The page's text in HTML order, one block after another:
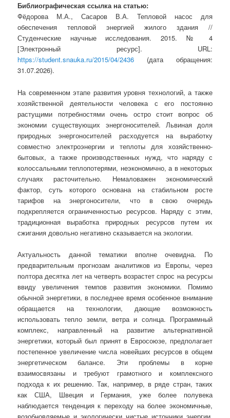
Библиографическая ссылка на статью:
Фёдорова М.А., Сасаров В.А. Тепловой насос для
обеспечения тепловой энергией жилого здания //
Студенческие научные исследования. 2015. № 4
[Электронный ресурс]. URL:
https://student.snauka.ru/2015/04/2436 (дата обращения:
31.07.2026).
На современном этапе развития уровня технологий, а также
хозяйственной деятельности человека с его постоянно
растущими потребностями очень остро стоит вопрос об
экономии существующих энергоносителей. Львиная доля
природных энергоносителей расходуется на выработку
совместно электроэнергии и теплоты для хозяйственно-
бытовых, а также производственных нужд, что наряду с
колоссальными теплопотерями, неэкономично, а в некоторых
случаях расточительно. Немаловажен экономический
фактор, суть которого основана на стабильном росте
тарифов на энергоносители, что в свою очередь
подкрепляется ограниченностью ресурсов. Наряду с этим,
традиционная выработка природных ресурсов путем их
сжигания довольно негативно сказывается на экологии.
Актуальность данной тематики вполне очевидна. По
предварительным прогнозам аналитиков из Европы, через
полтора десятка лет на четверть возрастет спрос на ресурсы
ввиду увеличения темпов развития экономики. Помимо
обычной энергетики, в последнее время особенное внимание
обращается на технологии, дающие возможность
использовать тепло земли, ветра и солнца. Программный
комплекс, направленный на развитие альтернативной
энергетики, который был принят в Евросоюзе, предполагает
постепенное увеличение числа новейших ресурсов в общем
энергетическом балансе. Эти проблемы в корне
взаимосвязаны и требуют грамотного и комплексного
подхода к их решению. Так, например, в ряде стран, таких
как США, Швеция и Германия, уже более полувека
наблюдается тенденция к переходу на более экономичные,
возобновляемые и экологически чистые источники энергии,